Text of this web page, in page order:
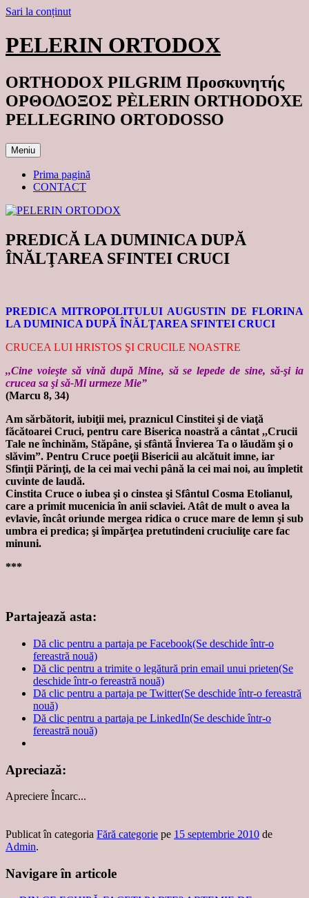
Sari la conținut
PELERIN ORTODOX
ORTHODOX PILGRIM Προσκυνητής
ΟΡΘΟΔΟΞΟΣ PÈLERIN ORTHODOXE
PELLEGRINO ORTODOSSO
Meniu
Prima pagină
CONTACT
PREDICĂ LA DUMINICA DUPĂ
ÎNĂLŢAREA SFINTEI CRUCI
PREDICA MITROPOLITULUI AUGUSTIN DE FLORINA
LA DUMINICA DUPĂ ÎNĂLŢAREA SFINTEI CRUCI
CRUCEA LUI HRISTOS ŞI CRUCILE NOASTRE
,,Cine voieşte să vină după Mine, să se lepede de sine, să-şi ia
crucea sa şi să-Mi urmeze Mie”
(Marcu 8, 34)
Am sărbătorit, iubiţii mei, praznicul Cinstitei şi de viaţă
făcătoarei Cruci, pentru care Biserica noastră a cântat ,,Crucii
Tale ne închinăm, Stăpâne, şi sfântă Învierea Ta o lăudăm şi o
slăvim”. Pentru Cruce poeţii Bisericii au alcătuit imne, iar
Sfinţii Părinţi, de la cei mai vechi până la cei mai noi, au împletit
cuvinte de laudă.
Cinstita Cruce o iubea şi o cinstea şi Sfântul Cosma Etolianul,
care a primit mucenicia în anii sclaviei. Atât de mult o avea la
evlavie, încât oriunde mergea ridica o cruce mare de lemn şi sub
umbra ei predica; şi împărţea pretutindeni cruciuliţe care fac
minuni.
***
Partajează asta:
Dă clic pentru a partaja pe Facebook(Se deschide într-o
fereastră nouă)
Dă clic pentru a trimite o legătură prin email unui prieten(Se
deschide într-o fereastră nouă)
Dă clic pentru a partaja pe Twitter(Se deschide într-o fereastră
nouă)
Dă clic pentru a partaja pe LinkedIn(Se deschide într-o
fereastră nouă)
Apreciază:
Apreciere Încarc...
Publicat în categoria Fără categorie pe 15 septembrie 2010 de
Admin.
Navigare în articole